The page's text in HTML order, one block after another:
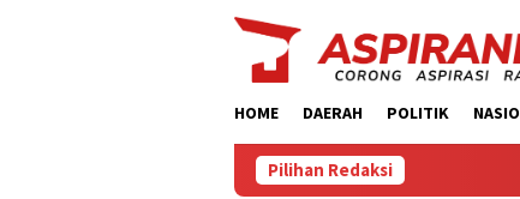
HOME DAERAH POLITIK
Pilihan Redaksi